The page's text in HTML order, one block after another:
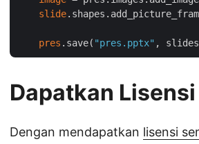
slide
pres .save( "pres.pptx"
Dapatkan
Dengan mendapatkan lisensi